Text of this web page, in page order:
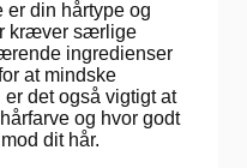
er din hårtype og
kræver særlige
ingredienser
at mindske
det også vigtigt at
og hvor godt
dit hår.